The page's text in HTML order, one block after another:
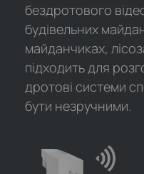
бездротового
будівельних
майданчиках,
підходить для
дротові системи
бути незручними.